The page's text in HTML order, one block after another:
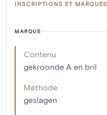
INSCRIPTIONS ET MARQUES
MARQUE
Contenu
gekroonde A en bril
Méthode
geslagen